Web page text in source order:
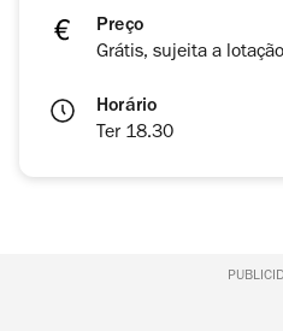
Preço
Grátis, sujeita a lotação
Horário
Ter 18.30